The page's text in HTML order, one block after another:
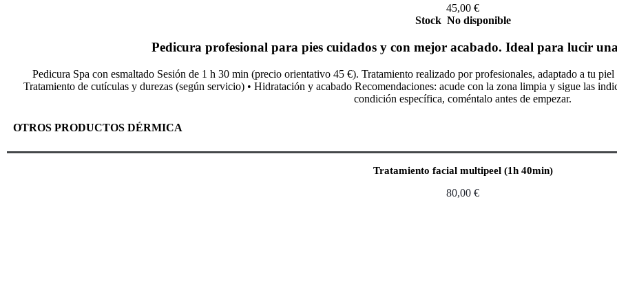
45,00 €
Stock No disponible
Pedicura profesional para pies cuidados y con mejor acabado. Ideal para lucir
Pedicura Spa con esmaltado Sesión de 1 h 30 min (precio orientativo 45 €). Tratamiento realizado por profesionales, adaptado a tu
Tratamiento de cutículas y durezas (según servicio) • Hidratación y acabado Recomendaciones: acude con la zona limpia y sigue las
condición específica, coméntalo antes de empezar.
OTROS PRODUCTOS DÉRMICA
Tratamiento facial multipeel (1h 40min)
80,00 €